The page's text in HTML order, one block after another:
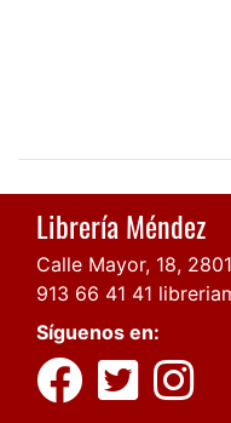
Librería Méndez
Calle Mayor, 18,
913 66 41 41
Síguenos en: